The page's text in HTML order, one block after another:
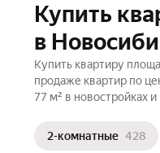
Купить
в
Купить квартиру
продаже квартир по
77 м² в новостройках
2-комнатные 428